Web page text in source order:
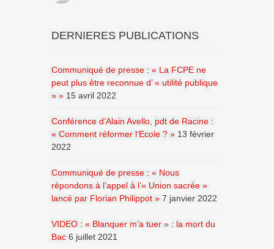
DERNIERES PUBLICATIONS
Communiqué de presse : « La FCPE ne
peut plus être reconnue d’ « utilité publique
» » 15 avril 2022
Conférence d’Alain Avello, pdt de Racine :
« Comment réformer l’Ecole ? » 13 février
2022
Communiqué de presse : « Nous
répondons à l’appel à l’« Union sacrée »
lancé par Florian Philippot » 7 janvier 2022
VIDEO : « Blanquer m’a tuer » : la mort du
Bac 6 juillet 2021